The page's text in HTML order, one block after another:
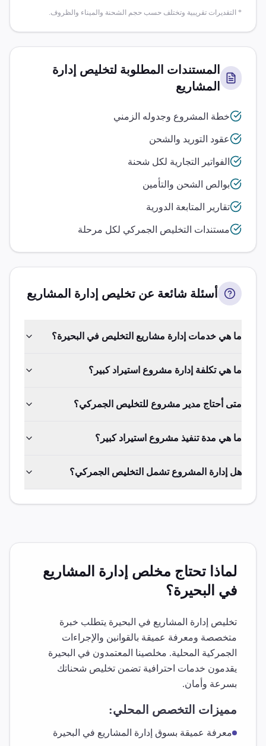
* التقديرات تقريبية وتختلف حسب حجم الشحنة والميناء والظروف.
المستندات المطلوبة لتخليص إدارة
المشاريع
خطة المشروع وجدوله الزمني
عقود التوريد والشحن
الفواتير التجارية لكل شحنة
بوالص الشحن والتأمين
تقارير المتابعة الدورية
مستندات التخليص الجمركي لكل مرحلة
أسئلة شائعة عن تخليص إدارة المشاريع
ما هي خدمات إدارة مشاريع التخليص في البحيرة؟
ما هي تكلفة إدارة مشروع استيراد كبير؟
متى أحتاج مدير مشروع للتخليص الجمركي؟
ما هي مدة تنفيذ مشروع استيراد كبير؟
هل إدارة المشروع تشمل التخليص الجمركي؟
لماذا تحتاج مخلص إدارة المشاريع
في البحيرة؟
تخليص إدارة المشاريع في البحيرة يتطلب خبرة
متخصصة ومعرفة عميقة بالقوانين والإجراءات
الجمركية المحلية. مخلصينا المعتمدون في البحيرة
يقدمون خدمات احترافية تضمن تخليص شحناتك
بسرعة وأمان.
مميزات التخصص المحلي:
معرفة عميقة بسوق إدارة المشاريع في البحيرة